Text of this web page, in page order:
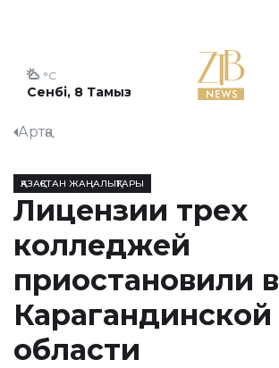
Сенбі, 8 Тамыз
°C
Артқа
ҚАЗАҚСТАН ЖАҢАЛЫҚТАРЫ
Лицензии трех
колледжей
приостановили в
Карагандинской
области